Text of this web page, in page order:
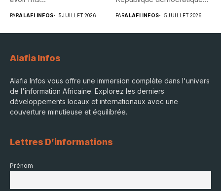
PARALAFI INFOS 5 JUILLET 2026 PARALAFI INFOS 5 JUILLET 2026
Alafia Infos
Alafia Infos vous offre une immersion complète dans l'univers
de l'information Africaine. Explorez les derniers
développements locaux et internationaux avec une
couverture minutieuse et équilibrée.
Lettres D’informations
Prénom